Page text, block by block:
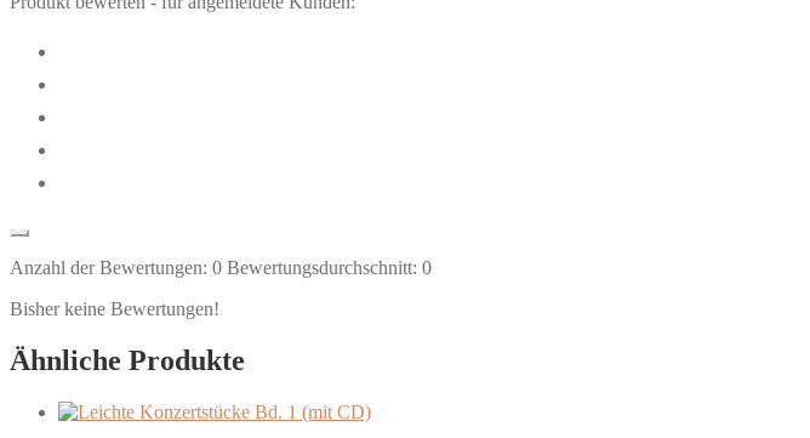
Anzahl der Bewertungen: 0 Bewertungsdurchschnitt: 0
Bisher keine Bewertungen!
Ähnliche Produkte